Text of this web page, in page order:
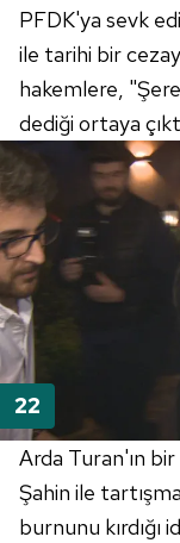
PFDK'ya sevk
ile tarihi bir
hakemlere,
dediği ortaya
Arda Turan'ın
Şahin ile
burnunu kırdığı